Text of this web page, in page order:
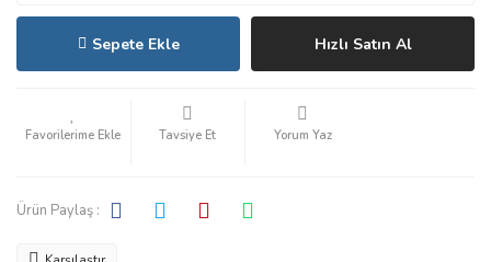
Sepete Ekle Hızlı Satın Al
Tavsiye Et Yorum Yaz
Ürün Paylaş :